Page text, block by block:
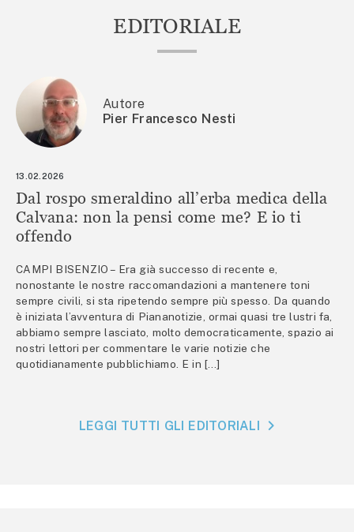
EDITORIALE
Autore
Pier Francesco Nesti
13.02.2026
Dal rospo smeraldino all’erba medica della
Calvana: non la pensi come me? E io ti
offendo
CAMPI BISENZIO – Era già successo di recente e,
nonostante le nostre raccomandazioni a mantenere toni
sempre civili, si sta ripetendo sempre più spesso. Da quando
è iniziata l’avventura di Piananotizie, ormai quasi tre lustri fa,
abbiamo sempre lasciato, molto democraticamente, spazio ai
nostri lettori per commentare le varie notizie che
quotidianamente pubblichiamo. E in […]
LEGGI TUTTI GLI EDITORIALI